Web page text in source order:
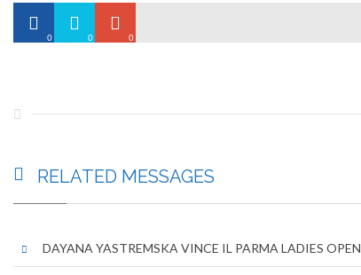
0 0 0
RELATED MESSAGES
DAYANA YASTREMSKA VINCE IL PARMA LADIES OPEN